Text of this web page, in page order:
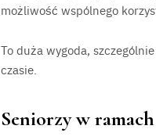
możliwość wspólnego
To duża wygoda,
czasie.
Seniorzy w